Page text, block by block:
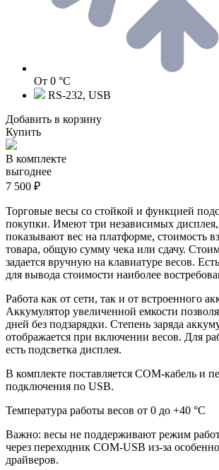
От 0 °C
RS-232, USB
Добавить в корзину
Купить
В комплекте
выгоднее
7 500 ₽
Торговые весы со стойкой и функцией
покупки. Имеют три независимых
показывают вес на платформе, стоимость
товара, общую сумму чека или сдачу.
задается вручную на клавиатуре весов.
для вывода стоимости наиболее
Работа как от сети, так и от встроенного
Аккумулятор увеличенной емкости
дней без подзарядки. Степень заряда
отображается при включении весов. Для
есть подсветка дисплея.
В комплекте поставляется COM-кабель и
подключения по USB.
Температура работы весов от 0 до +40 °C
Важно: весы не поддерживают режим
через переходник COM-USB из-за
драйверов.